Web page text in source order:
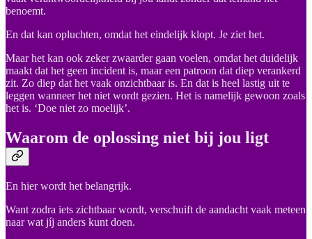
benoemt.
En dat kan opluchten, omdat het eindelijk klopt. Je ziet het.
Maar het kan ook zeker zwaarder gaan voelen, omdat het duidelijk
maakt dat het geen incident is, maar een patroon dat diep verankerd
zit. Zo diep dat het vaak onzichtbaar is. En dat is heel lastig uit te
leggen wanneer het niet wordt gezien. Het is namelijk gewoon zoals
het is. ‘Doe niet zo moelijk’.
Waarom de oplossing niet bij jou ligt
En hier wordt het belangrijk.
Want zodra iets zichtbaar wordt, verschuift de aandacht vaak meteen
naar wat jíj anders kunt doen.